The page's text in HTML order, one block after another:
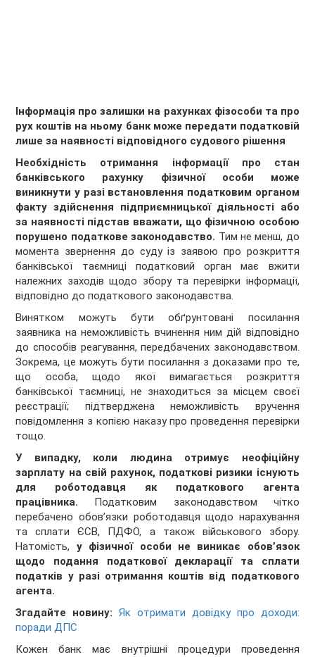
Інформація про залишки на рахунках фізособи та про
рух коштів на ньому банк може передати податковій
лише за наявності відповідного судового рішення
Необхідність отримання інформації про стан
банківського рахунку фізичної особи може
виникнути у разі встановлення податковим органом
факту здійснення підприємницької діяльності або
за наявності підстав вважати, що фізичною особою
порушено податкове законодавство. Тим не менш, до
момента звернення до суду із заявою про розкриття
банківської таємниці податковий орган має вжити
належних заходів щодо збору та перевірки інформації,
відповідно до податкового законодавства.
Винятком можуть бути обґрунтовані посилання
заявника на неможливість вчинення ним дій відповідно
до способів реагування, передбачених законодавством.
Зокрема, це можуть бути посилання з доказами про те,
що особа, щодо якої вимагається розкриття
банківської таємниці, не знаходиться за місцем своєї
реєстрації; підтверджена неможливість вручення
повідомлення з копією наказу про проведення перевірки
тощо.
У випадку, коли людина отримує неофіційну
зарплату на свій рахунок, податкові ризики існують
для роботодавця як податкового агента
працівника. Податковим законодавством чітко
перебачено обов’язки роботодавця щодо нарахування
та сплати ЄСВ, ПДФО, а також військового збору.
Натомість, у фізичної особи не виникає обов’язок
щодо подання податкової декларації та сплати
податків у разі отримання коштів від податкового
агента.
Згадайте новину:Як отримати довідку про доходи:
поради ДПС
Кожен банк має внутрішні процедури проведення